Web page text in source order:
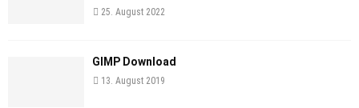
25. August 2022
GIMP Download
13. August 2019